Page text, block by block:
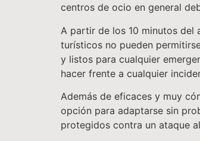
centros de ocio en general
A partir de los 10 minutos del
turísticos no pueden
y listos para cualquier
hacer frente a cualquier
Además de eficaces y muy
opción para adaptarse sin
protegidos contra un ataque